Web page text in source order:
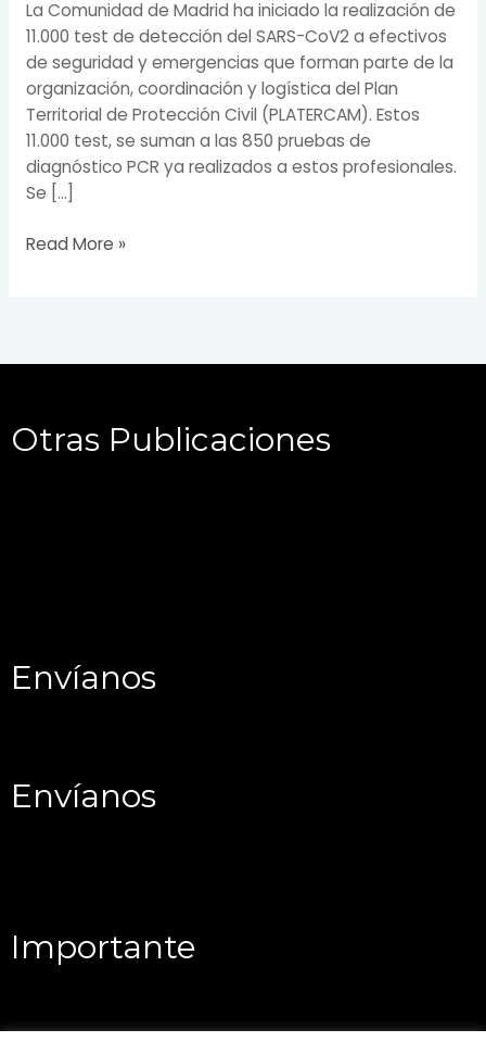
La Comunidad de Madrid ha iniciado la realización de
11.000 test de detección del SARS-CoV2 a efectivos
de seguridad y emergencias que forman parte de la
organización, coordinación y logística del Plan
Territorial de Protección Civil (PLATERCAM). Estos
11.000 test, se suman a las 850 pruebas de
diagnóstico PCR ya realizados a estos profesionales.
Se […]
Read More »
Otras Publicaciones
Envíanos
Envíanos
Importante